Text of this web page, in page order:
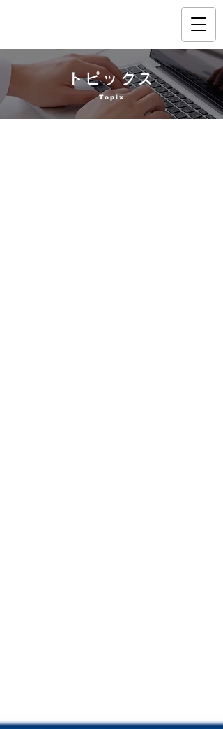
トピックス
Topix